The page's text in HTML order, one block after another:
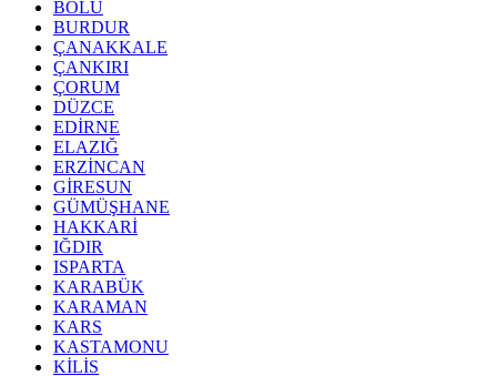
BOLU
BURDUR
ÇANAKKALE
ÇANKIRI
ÇORUM
DÜZCE
EDİRNE
ELAZIĞ
ERZİNCAN
GİRESUN
GÜMÜŞHANE
HAKKARİ
IĞDIR
ISPARTA
KARABÜK
KARAMAN
KARS
KASTAMONU
KİLİS